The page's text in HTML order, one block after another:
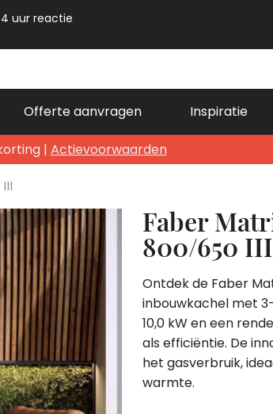
uur reactie
Offerte aanvragen Inspiratie
| Actievoorwaarden
Faber
800/650 III
Ontdek de Faber
inbouwkachel met
10,0 kW en een
als efficiëntie. De
het gasverbruik,
warmte.